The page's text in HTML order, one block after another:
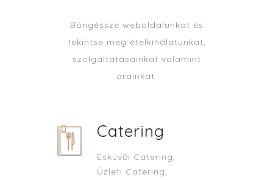
Böngéssze weboldalunkat és
tekintse meg ételkínálatunkat,
szolgáltatásainkat valamint
árainkat.
Catering
Esküvői Catering,
Üzleti Catering,